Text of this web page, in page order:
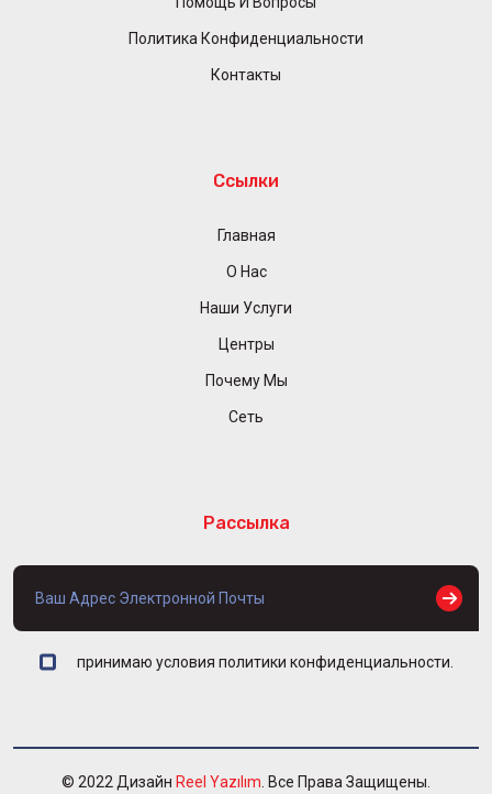
Политика Конфиденциальности
Контакты
Ссылки
Главная
О Нас
Наши Услуги
Центры
Почему Мы
Сеть
Рассылка
принимаю условия политики конфиденциальности.
© 2022 Дизайн Reel Yazılım . Все Права Защищены.